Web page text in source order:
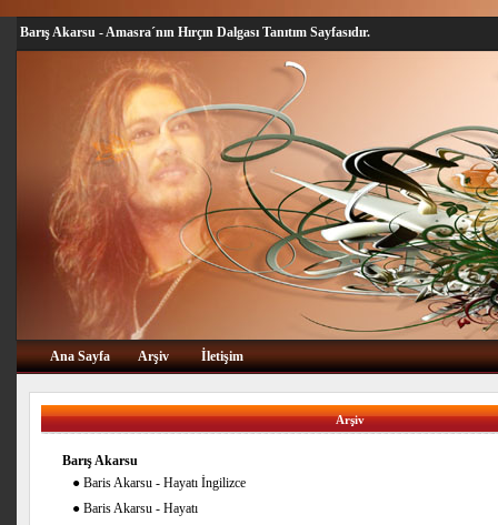
Barış Akarsu - Amasra´nın Hırçın Dalgası Tanıtım Sayfasıdır.
Ana Sayfa Arşiv İletişim
Arşiv
Barış Akarsu
● Baris Akarsu - Hayatı İngilizce
● Baris Akarsu - Hayatı